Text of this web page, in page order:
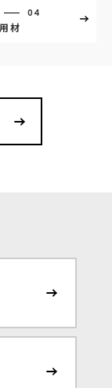
04
材